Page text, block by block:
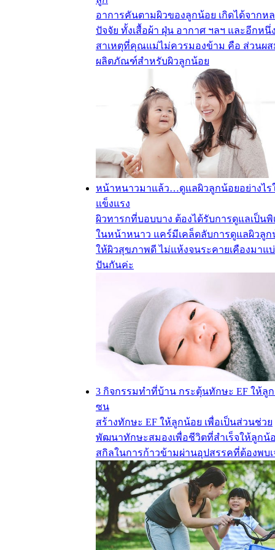
อาการคันตามผิวของลูกน้อย เกิดได้จากห
ปัจจัย ทั้งเสื้อผ้า ฝุ่น อากาศ ฯลฯ และอีกหนึ่
สาเหตุที่คุณแม่ไม่ควรมองข้าม คือ ส่วนผ
ผลิตภัณฑ์สำหรับผิวลูกน้อย
หน้าหนาวมาแล้ว…ดูแลผิวลูกน้อยอย่างไร
แข็งแรง
ผิวทารกที่บอบบาง ต้องได้รับการดูแลเป็นพิ
ในหน้าหนาว แคร์มีเคล็ดลับการดูแลผิวลูก
ให้ผิวสุขภาพดี ไม่แห้งจนระคายเคืองมาแ
ปันกันค่ะ
3 กิจกรรมทำที่บ้าน กระตุ้นทักษะ EF ให้ลู
ซน
สร้างทักษะ EF ให้ลูกน้อย เพื่อเป็นส่วนช่วย
พัฒนาทักษะสมองเพื่อชีวิตที่สำเร็จให้ลูกน้
สกิลในการก้าวข้ามผ่านอุปสรรคที่ต้องพบเ